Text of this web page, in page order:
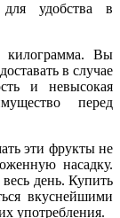
удобства в
килограмма. Вы
в случае
и невысокая
перед
эти фрукты не
насадку.
день. Купить
вкуснейшими
употребления.